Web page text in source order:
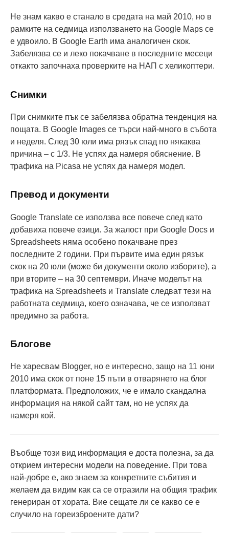
Не знам какво е станало в средата на май 2010, но в
рамките на седмица използването на Google Maps се
е удвоило. В Google Earth има аналогичен скок.
Забелязва се и леко покачване в последните месеци
откакто започнаха проверките на НАП с хеликоптери.
Снимки
При снимките пък се забелязва обратна тенденция на
пощата. В Google Images се търси най-много в събота
и неделя. След 30 юли има рязък спад по някаква
причина – с 1/3. Не успях да намеря обяснение. В
трафика на Picasa не успях да намеря модел.
Превод и документи
Google Translate се използва все повече след като
добавиха повече езици. За жалост при Google Docs и
Spreadsheets няма особено покачване през
последните 2 години. При първите има един рязък
скок на 20 юли (може би документи около изборите), а
при вторите – на 30 септември. Иначе моделът на
трафика на Spreadsheets и Translate следват тези на
работната седмица, което означава, че се използват
предимно за работа.
Блогове
Не харесвам Blogger, но е интересно, защо на 11 юни
2010 има скок от поне 15 пъти в отварянето на блог
платформата. Предположих, че е имало скандална
информация на някой сайт там, но не успях да
намеря кой.
Въобще този вид информация е доста полезна, за да
открием интересни модели на поведение. При това
най-добре е, ако знаем за конкретните събития и
желаем да видим как са се отразили на общия трафик
генериран от хората. Вие сещате ли се какво се е
случило на гореизброените дати?